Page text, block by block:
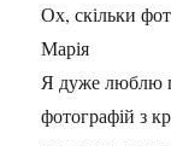
Ох, скільки
Марія
Я дуже люблю
фотографій з